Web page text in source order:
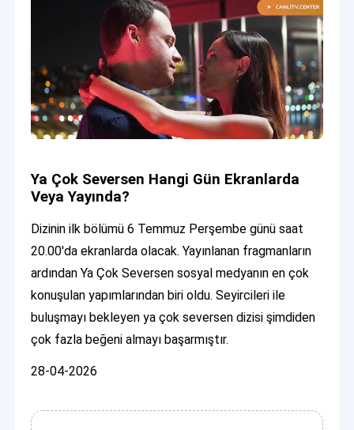
Ya Çok Seversen Hangi Gün Ekranlarda
Veya Yayında?
Dizinin ilk bölümü 6 Temmuz Perşembe günü saat
20.00'da ekranlarda olacak. Yayınlanan fragmanların
ardından Ya Çok Seversen sosyal medyanın en çok
konuşulan yapımlarından biri oldu. Seyircileri ile
buluşmayı bekleyen ya çok seversen dizisi şimdiden
çok fazla beğeni almayı başarmıştır.
28-04-2026